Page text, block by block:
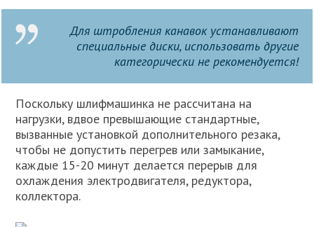
Для штробления канавок устанавливают
специальные диски, использовать другие
категорически не рекомендуется!
Поскольку шлифмашинка не рассчитана на
нагрузки, вдвое превышающие стандартные,
вызванные установкой дополнительного резака,
чтобы не допустить перегрев или замыкание,
каждые 15-20 минут делается перерыв для
охлаждения электродвигателя, редуктора,
коллектора.